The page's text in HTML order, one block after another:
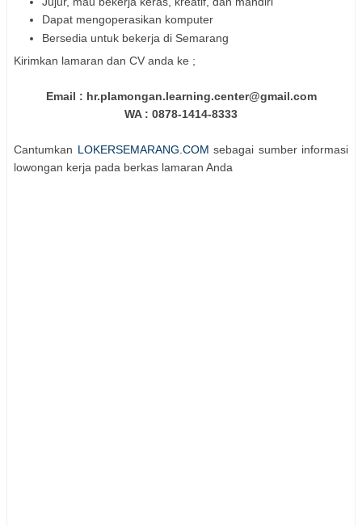
Dapat mengoperasikan komputer
Bersedia untuk bekerja di Semarang
Kirimkan lamaran dan CV anda ke ;
Email : hr.plamongan.learning.center@gmail.com
WA : 0878-1414-8333
Cantumkan LOKERSEMARANG.COM sebagai sumber informasi
lowongan kerja pada berkas lamaran Anda